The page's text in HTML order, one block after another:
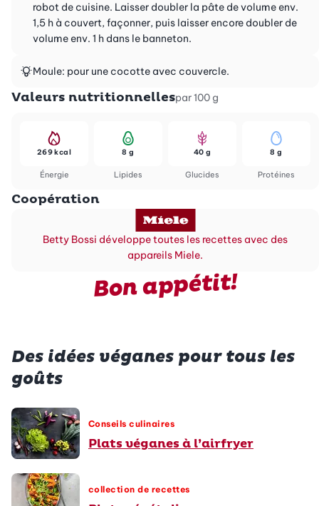
robot de cuisine. Laisser doubler la pâte de volume env.
1,5 h à couvert, façonner, puis laisser encore doubler de
volume env. 1 h dans le banneton.
Moule: pour une cocotte avec couvercle.
Valeurs nutritionnellespar 100 g
Énergie
269 kcal
Lipides
8 g
Glucides
40 g
Protéines
8 g
Coopération
Betty Bossi développe toutes les recettes avec des
appareils Miele.
Bon appétit!
Des idées véganes pour tous les
goûts
Conseils culinaires
Plats véganes à l’airfryer
collection de recettes